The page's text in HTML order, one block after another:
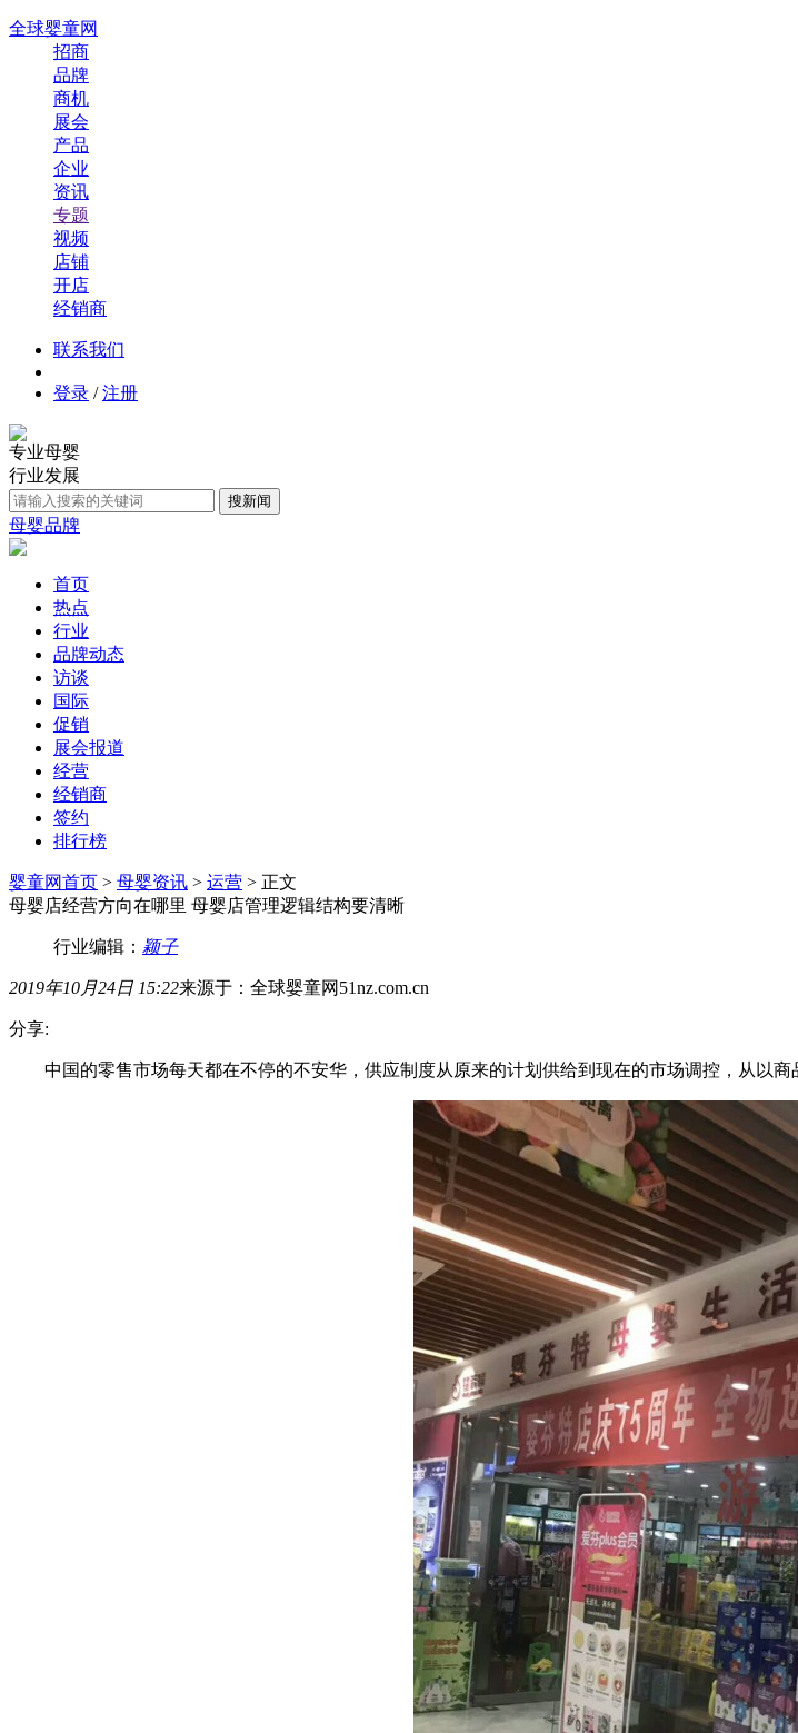
全球婴童网
招商
品牌
商机
展会
产品
企业
资讯
专题
视频
店铺
开店
经销商
联系我们
登录 /注册
专业母婴
行业发展
母婴品牌
首页
热点
行业
品牌动态
访谈
国际
促销
展会报道
经营
经销商
签约
排行榜
婴童网首页 > 母婴资讯 > 运营 > 正文
母婴店经营方向在哪里 母婴店管理逻辑结构要清晰
行业编辑： 颖子
2019年10月24日 15:22来源于：全球婴童网51nz.com.cn
分享:
中国的零售市场每天都在不停的不安华，供应制度从原来的计划供给到现在的市场调控，从以